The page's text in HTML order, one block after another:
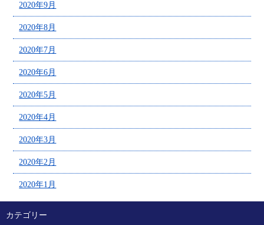
2020年9月
2020年8月
2020年7月
2020年6月
2020年5月
2020年4月
2020年3月
2020年2月
2020年1月
カテゴリー